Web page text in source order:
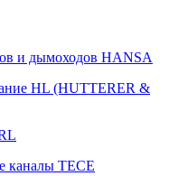
и дымоходов HANSA
HL (HUTTERER &
каналы TECE